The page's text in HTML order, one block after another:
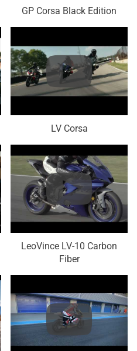
GP Corsa Black Edition
LV Corsa
LeoVince LV-10 Carbon
Fiber